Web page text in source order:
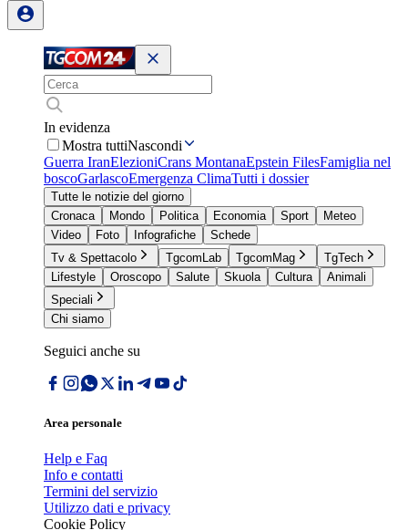
In evidenza
Mostra tuttiNascondi
Guerra IranElezioniCrans MontanaEpstein FilesFamiglia nel
boscoGarlascoEmergenza ClimaTutti i dossier
Tutte le notizie del giorno
Cronaca
Mondo Politica Economia Sport
Meteo
Video
Foto Infografiche
Schede
Tv & Spettacolo
TgcomLab TgcomMag
TgTech
Lifestyle
Oroscopo Salute Skuola Cultura
Animali
Speciali
Chi siamo
Seguici anche su
Area personale
Help e Faq
Info e contatti
Termini del servizio
Utilizzo dati e privacy
Cookie Policy